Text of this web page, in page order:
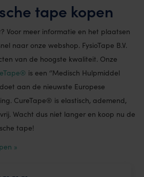
tape kopen
Voor meer informatie en het plaatsen
naar onze webshop. FysioTape B.V.
van de hoogste kwaliteit. Onze
is een ‘’Medisch Hulpmiddel
aan de nieuwste Europese
CureTape® is elastisch, ademend,
Wacht dus niet langer en koop nu de
tape!
»